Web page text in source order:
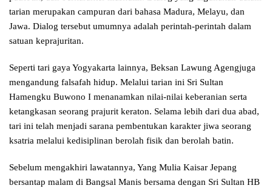
tarian merupakan campuran dari bahasa Madura, Melayu, dan
Jawa. Dialog tersebut umumnya adalah perintah-perintah dalam
satuan keprajuritan.
Seperti tari gaya Yogyakarta lainnya, Beksan Lawung Agengjuga
mengandung falsafah hidup. Melalui tarian ini Sri Sultan
Hamengku Buwono I menanamkan nilai-nilai keberanian serta
ketangkasan seorang prajurit keraton. Selama lebih dari dua abad,
tari ini telah menjadi sarana pembentukan karakter jiwa seorang
ksatria melalui kedisiplinan berolah fisik dan berolah batin.
Sebelum mengakhiri lawatannya, Yang Mulia Kaisar Jepang
bersantap malam di Bangsal Manis bersama dengan Sri Sultan HB